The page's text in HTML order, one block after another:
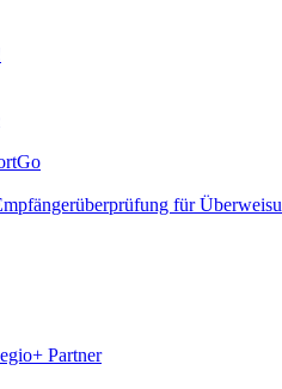
für
Partner